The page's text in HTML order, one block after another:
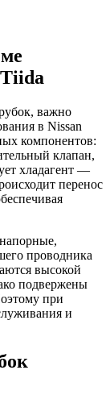
важно
в Nissan
компонентов:
клапан,
хладагент —
перенос
проводника
высокой
подвержены
при
и